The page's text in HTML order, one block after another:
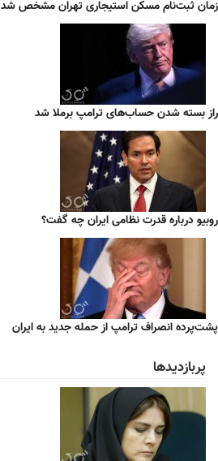
زمان ثبت‌نام مسکن استیجاری تهران مشخص شد
راز بسته شدن حساب‌های ترامپ برملا شد
روبیو درباره قدرت نظامی ایران چه گفت؟
پشت‌پرده انصراف ترامپ از حمله جدید به ایران
پربازدیدها